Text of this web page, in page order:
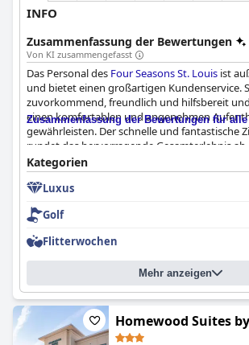
INFO
Zusammenfassung der Bewertungen
Von KI zusammengefasst
Das Personal des Four Seasons St. Louis ist
und bietet einen großartigen Kundenservice.
zuvorkommend, freundlich und hilfsbereit
einen komfortablen und angenehmen
gewährleisten. Der schnelle und fantastische
rundet das hervorragende Gesamterlebnis
Aufenthalt im
König fühlen.
Zusammenfassung der Bewertungen für
Kategorien
Luxus
Golf
Flitterwochen
Mehr anzeigen
Homewood Suites